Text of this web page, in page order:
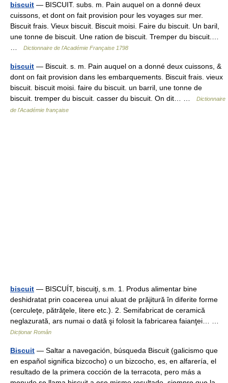
biscuit — BISCUIT. subs. m. Pain auquel on a donné deux
cuissons, et dont on fait provision pour les voyages sur mer.
Biscuit frais. Vieux biscuit. Biscuit moisi. Faire du biscuit. Un baril,
une tonne de biscuit. Une ration de biscuit. Tremper du biscuit.…
Dictionnaire de l'Académie Française 1798
biscuit — Biscuit. s. m. Pain auquel on a donné deux cuissons, &
dont on fait provision dans les embarquements. Biscuit frais. vieux
biscuit. biscuit moisi. faire du biscuit. un barril, une tonne de
biscuit. tremper du biscuit. casser du biscuit. On dit… …
Dictionnaire
de l'Académie française
biscuit — BISCUÍT, biscuiţi, s.m. 1. Produs alimentar bine
deshidratat prin coacerea unui aluat de prăjitură în diferite forme
(cerculeţe, pătrăţele, litere etc.). 2. Semifabricat de ceramică
neglazurată, ars numai o dată şi folosit la fabricarea faianţei… …
Dicționar Român
Biscuit — Saltar a navegación, búsqueda Biscuit (galicismo que
en español significa bizcocho) o un bizcocho, es, en alfarería, el
resultado de la primera cocción de la terracota, pero más a